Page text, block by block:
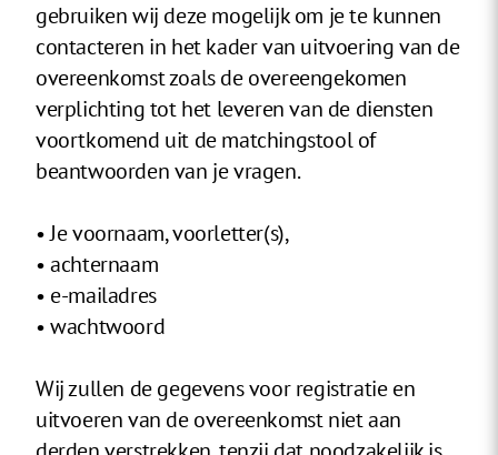
gebruiken wij deze mogelijk om je te kunnen
contacteren in het kader van uitvoering van de
overeenkomst zoals de overeengekomen
verplichting tot het leveren van de diensten
voortkomend uit de matchingstool of
beantwoorden van je vragen.
• Je voornaam, voorletter(s),
• achternaam
• e-mailadres
• wachtwoord
Wij zullen de gegevens voor registratie en
uitvoeren van de overeenkomst niet aan